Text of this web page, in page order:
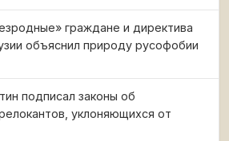
граждане и директива
объяснил природу русофобии
подписал законы об
уклоняющихся от